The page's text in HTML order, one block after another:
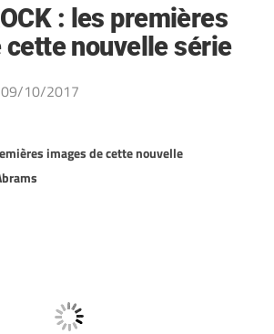
: les premières
cette nouvelle série
09/10/2017
images de cette nouvelle